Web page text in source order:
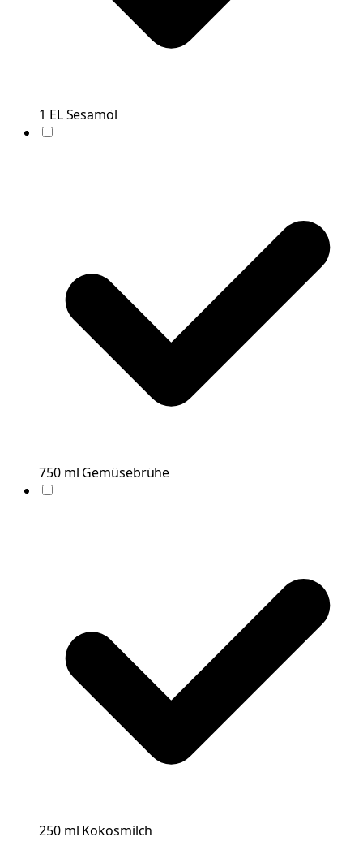
1 ELSesamöl
750 ml Gemüsebrühe
250 ml Kokosmilch